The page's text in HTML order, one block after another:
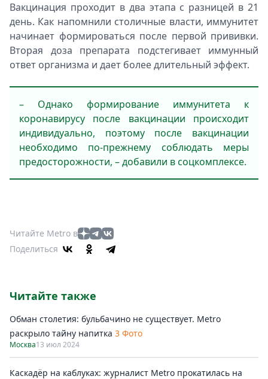
Вакцинация проходит в два этапа с разницей в 21
день. Как напомнили столичные власти, иммунитет
начинает формироваться после первой прививки.
Вторая доза препарата подстегивает иммунный
ответ организма и дает более длительный эффект.
– Однако формирование иммунитета к
коронавирусу после вакцинации происходит
индивидуально, поэтому после вакцинации
необходимо по-прежнему соблюдать меры
предосторожности, – добавили в соцкомплексе.
Читайте Metro в
Поделиться
Читайте также
Обман столетия: бульбачино не существует. Metro
раскрыло тайну напитка 3 Фото
Москва13 июл 2024
Каскадёр на каблуках: журналист Metro прокатилась на